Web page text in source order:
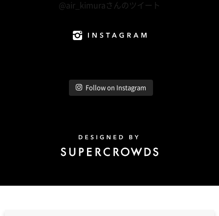
@air_kimuraさんのツイート
Follow on Instagram